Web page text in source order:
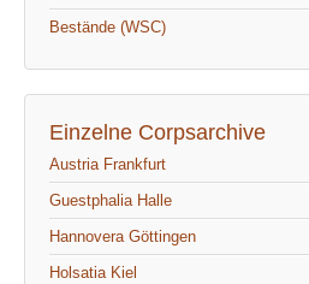
Bestände (WSC)
Einzelne Corpsarchive
Austria Frankfurt
Guestphalia Halle
Hannovera Göttingen
Holsatia Kiel